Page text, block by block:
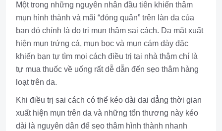
Một trong những nguyên nhân đầu tiên khiến thâm
mụn hình thành và mãi “đóng quân” trên làn da của
bạn đó chính là do trị mụn thâm sai cách. Da mặt xuất
hiện mụn trứng cá, mụn bọc và mụn cám dày đặc
khiến bạn tự tìm mọi cách điều trị tại nhà thậm chí là
tự mua thuốc về uống rất dễ dẫn đến sẹo thâm hàng
loạt trên da.
Khi điều trị sai cách có thể kéo dài dai dẳng thời gian
xuất hiện mụn trên da và những tổn thương này kéo
dài là nguyên dân để sẹo thâm hình thành nhanh